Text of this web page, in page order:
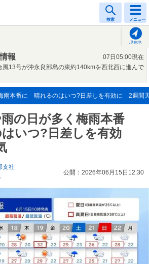
検索 メニュー
現在地
報
07日05:00現在
風13号が沖永良部島の東約140kmを西北西に進んで
雨本番に 晴れるのはいつ?日差しを有効に 2週間
の日が多く梅雨本番
いつ?日差しを有効
支社
公開：2026年06月15日12:30